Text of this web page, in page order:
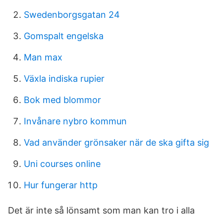
Swedenborgsgatan 24
Gomspalt engelska
Man max
Växla indiska rupier
Bok med blommor
Invånare nybro kommun
Vad använder grönsaker när de ska gifta sig
Uni courses online
Hur fungerar http
Det är inte så lönsamt som man kan tro i alla